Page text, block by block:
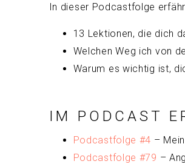
In dieser Podcastfolge
13 Lektionen, die dich
Welchen Weg ich von
Warum es wichtig ist,
IM PODCAST
Podcastfolge #4 –
Podcastfolge #79 –